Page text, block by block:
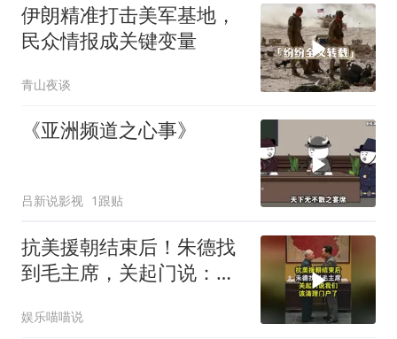
伊朗精准打击美军基地，
民众情报成关键变量
青山夜谈
《亚洲频道之心事》
吕新说影视 1跟贴
抗美援朝结束后！朱德找
到毛主席，关起门说：我
娱乐喵喵说